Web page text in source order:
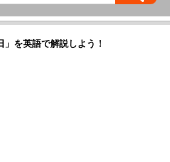
を英語で解説しよう！